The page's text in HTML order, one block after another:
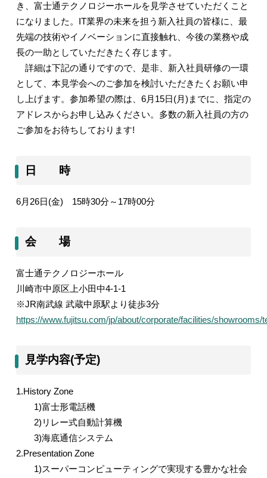
き、富士通テクノロジーホールを見学させていただくこと
になりました。 IT業界の未来を担う新入社員の皆様に、最
先端の技術やイノベーションに直接触れ、今後の業務や成
長の一助としていただきたく存じます。
詳細は下記の通りですので、是非、新入社員研修の一環
として、本見学会へのご参加を検討いただきたくお願い申
し上げます。参加希望の際は、 6月 15日(月) までに、指定の
アドレスからお申し込みください。多数の新入社員の方の
ご参加をお待ちしております!
日 時
6月 26日(金) 15時30分～ 17時00分
会 場
富士通テクノロジーホール
川崎市中原区上小田中4-1-1
※JR南武線 武蔵中原駅より徒歩3分
https://www.fujitsu.com/jp/about/corporate/facilities/showrooms/
見学内容(予定)
1.History Zone
1)富士形電話機
2) リレー式自動計算機
3)海底通信システム
2.Presentation Zone
1)スーパーコンピューティングで実現する豊かな社会